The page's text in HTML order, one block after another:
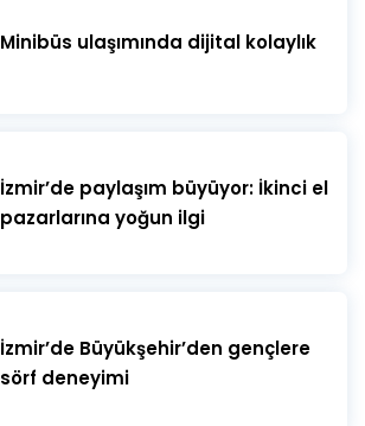
Minibüs ulaşımında dijital kolaylık
İzmir’de paylaşım büyüyor: İkinci el
pazarlarına yoğun ilgi
İzmir’de Büyükşehir’den gençlere
sörf deneyimi